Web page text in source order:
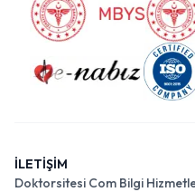
İLETİŞİM
Doktorsitesi Com Bilgi